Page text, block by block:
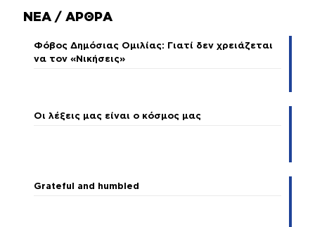
ΝΕΑ / ΑΡΘΡΑ
Φόβος Δημόσιας Ομιλίας: Γιατί δεν χρειάζεται
να τον «Νικήσεις»
Οι λέξεις μας είναι ο κόσμος μας
Grateful and humbled